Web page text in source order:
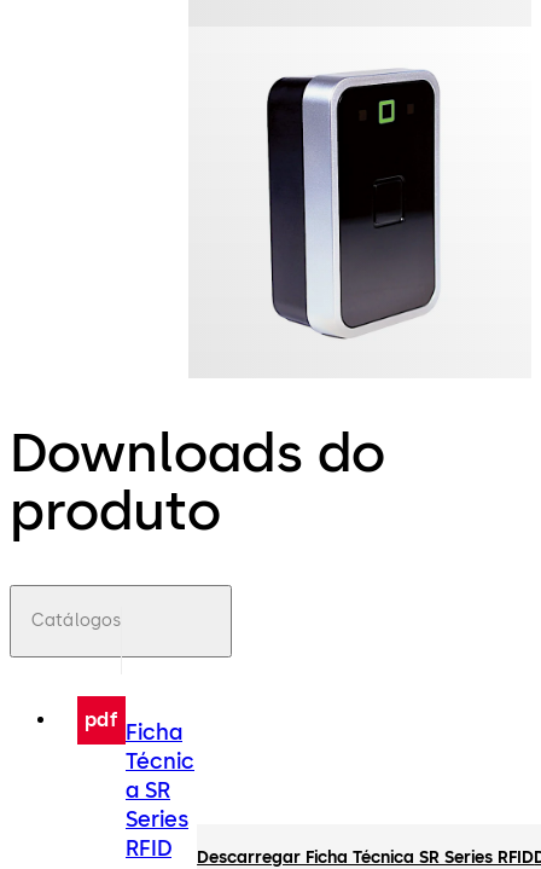
Downloads do
produto
Catálogos
pdf Ficha
Técnic
a SR
Series
RFID
Descarregar Ficha Técnica SR Series RFID